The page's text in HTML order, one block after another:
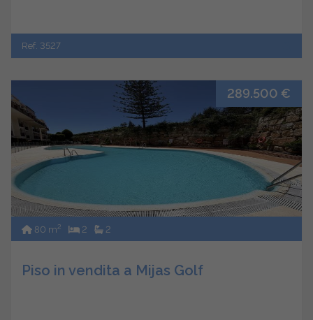
Ref. 3527
289.500 €
80 m2 2 2
Piso in vendita a Mijas Golf